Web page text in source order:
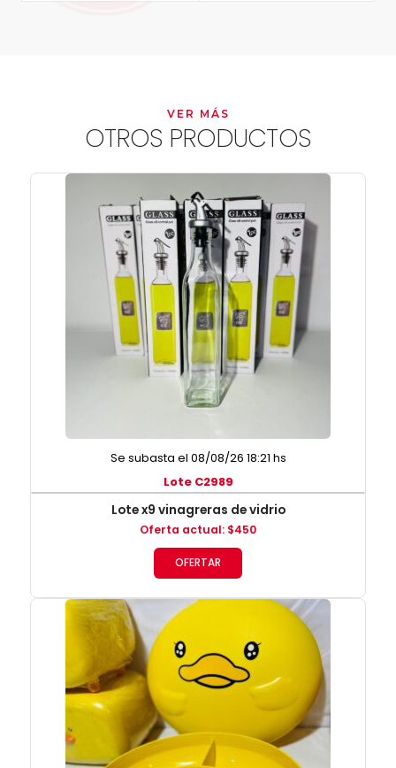
VER MÁS
OTROS PRODUCTOS
Se subasta el 08/08/26 18:21 hs
Lote C2989
Lote x9 vinagreras de vidrio
Oferta actual: $450
OFERTAR